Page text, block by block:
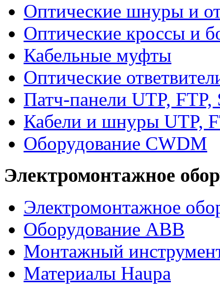
Оптические шнуры и
Оптические кроссы и
Кабельные муфты
Оптические
Патч-панели UTP, FTP,
Кабели и шнуры UTP,
Оборудование CWDM
Электромонтажное
Электромонтажное
Оборудование ABB
Монтажный
Материалы Haupa